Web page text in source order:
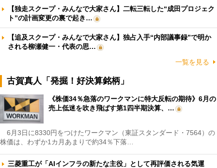
【独走スクープ・みんなで大家さん】二転三転した“成田プロジェク
ト”の計画変更の裏で起き…
【追及スクープ・みんなで大家さん】独占入手“内部議事録”で明か
される柳瀬健一・代表の思…
一覧を見る
古賀真人「発掘！好決算銘柄」
《株価34％急落のワークマンに特大反転の期待》6月の
売上低迷を吹き飛ばす第1四半期決算、…
6月3日に8330円をつけたワークマン（東証スタンダード・7564）の
株価は、わずか1カ月あまりで約34％下落…
三菱重工が「AIインフラの新たな主役」として再評価される気運